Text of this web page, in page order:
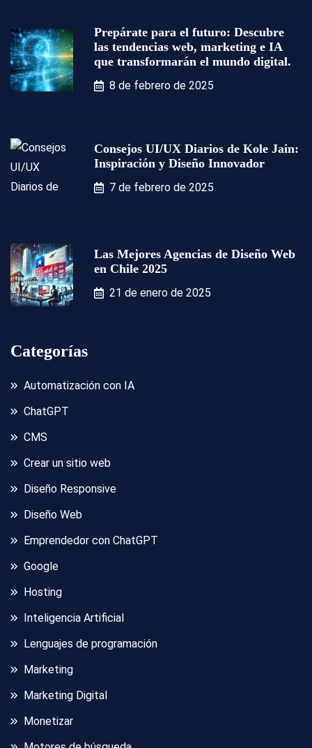
Prepárate para el futuro: Descubre
las tendencias web, marketing e IA
que transformarán el mundo digital.
8 de febrero de 2025
Consejos UI/UX Diarios de Kole Jain:
Inspiración y Diseño Innovador
7 de febrero de 2025
Las Mejores Agencias de Diseño Web
en Chile 2025
21 de enero de 2025
Categorías
Automatización con IA
ChatGPT
CMS
Crear un sitio web
Diseño Responsive
Diseño Web
Emprendedor con ChatGPT
Google
Hosting
Inteligencia Artificial
Lenguajes de programación
Marketing
Marketing Digital
Monetizar